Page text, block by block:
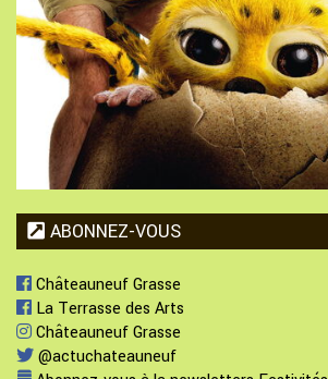
ABONNEZ-VOUS
Châteauneuf Grasse
La Terrasse des Arts
Châteauneuf Grasse
@actuchateauneuf